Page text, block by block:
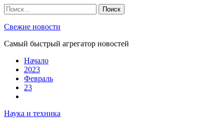
Skip
to
content
Найти:
Свежие новости
Самый быстрый агрегатор новостей
Начало
2023
Февраль
23
Наука и техника